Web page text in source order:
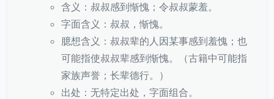
含义：叔叔感到惭愧；令叔叔蒙羞。
字面含义：叔叔，惭愧。
臆想含义：叔叔辈的人因某事感到羞愧；也
可能指使叔叔辈感到惭愧。（古籍中可能指
家族声誉；长辈德行。）
出处：无特定出处，字面组合。